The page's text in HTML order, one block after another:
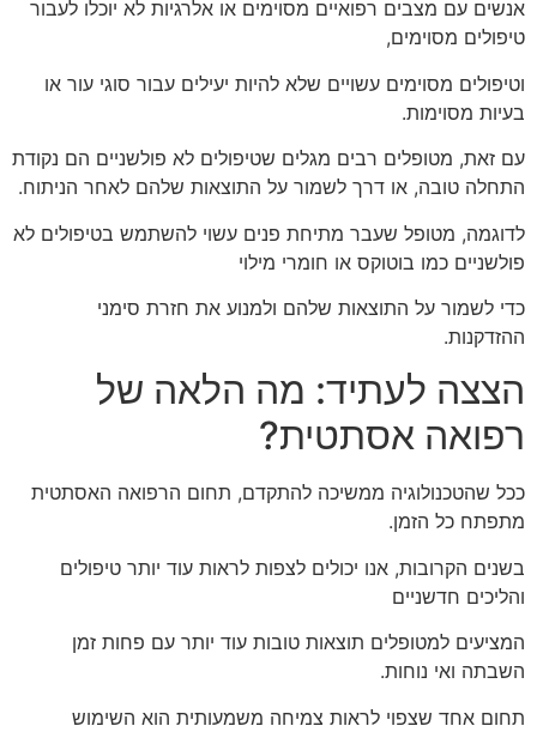
אנשים עם מצבים רפואיים מסוימים או אלרגיות לא יוכלו לעבור
טיפולים מסוימים,
וטיפולים מסוימים עשויים שלא להיות יעילים עבור סוגי עור או
בעיות מסוימות.
עם זאת, מטופלים רבים מגלים שטיפולים לא פולשניים הם נקודת
התחלה טובה, או דרך לשמור על התוצאות שלהם לאחר הניתוח.
לדוגמה, מטופל שעבר מתיחת פנים עשוי להשתמש בטיפולים לא
פולשניים כמו בוטוקס או חומרי מילוי
כדי לשמור על התוצאות שלהם ולמנוע את חזרת סימני
ההזדקנות.
הצצה לעתיד: מה הלאה של
רפואה אסתטית?
ככל שהטכנולוגיה ממשיכה להתקדם, תחום הרפואה האסתטית
מתפתח כל הזמן.
בשנים הקרובות, אנו יכולים לצפות לראות עוד יותר טיפולים
והליכים חדשניים
המציעים למטופלים תוצאות טובות עוד יותר עם פחות זמן
השבתה ואי נוחות.
תחום אחד שצפוי לראות צמיחה משמעותית הוא השימוש